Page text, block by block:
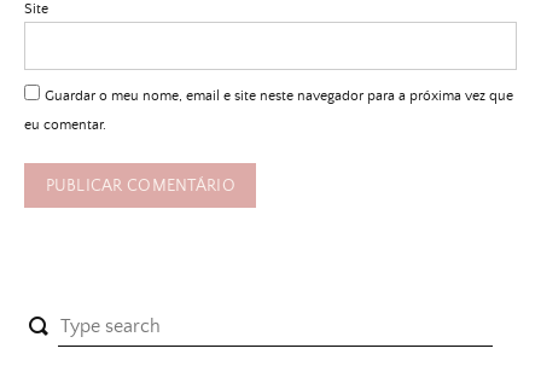
Site
Guardar o meu nome, email e site neste navegador para a próxima vez que
eu comentar.